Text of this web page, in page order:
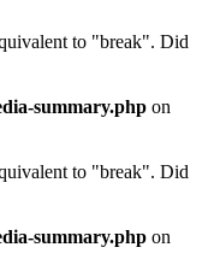
to "break". Did
summary.php on
to "break". Did
summary.php on